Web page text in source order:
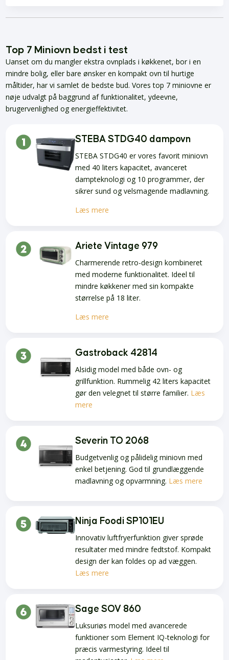
Top 7 Miniovn bedst i test
Uanset om du mangler ekstra ovnplads i køkkenet, bor i en
mindre bolig, eller bare ønsker en kompakt ovn til hurtige
måltider, har vi samlet de bedste bud. Vores top 7 miniovne er
nøje udvalgt på baggrund af funktionalitet, ydeevne,
brugervenlighed og energieffektivitet.
STEBA STDG40 dampovn
STEBA STDG40 er vores favorit miniovn
med 40 liters kapacitet, avanceret
dampteknologi og 10 programmer, der
sikrer sund og velsmagende madlavning.
Læs mere
Ariete Vintage 979
Charmerende retro-design kombineret
med moderne funktionalitet. Ideel til
mindre køkkener med sin kompakte
størrelse på 18 liter.
Læs mere
Gastroback 42814
Alsidig model med både ovn- og
grillfunktion. Rummelig 42 liters kapacitet
gør den velegnet til større familier. Læs
mere
Severin TO 2068
Budgetvenlig og pålidelig miniovn med
enkel betjening. God til grundlæggende
madlavning og opvarmning. Læs mere
Ninja Foodi SP101EU
Innovativ luftfryerfunktion giver sprøde
resultater med mindre fedtstof. Kompakt
design der kan foldes op ad væggen.
Læs mere
Sage SOV 860
Luksuriøs model med avancerede
funktioner som Element IQ-teknologi for
præcis varmestyring. Ideel til